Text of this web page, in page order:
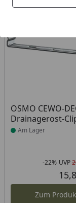
OSMO CEWO-
Drainagerost-
Produkt am
Am Lager
-22% UVP
Zum